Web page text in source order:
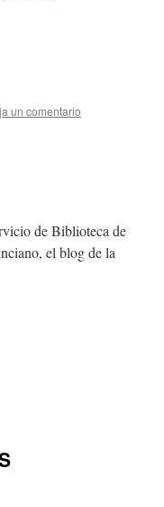
un comentario
de Biblioteca de
el blog de la